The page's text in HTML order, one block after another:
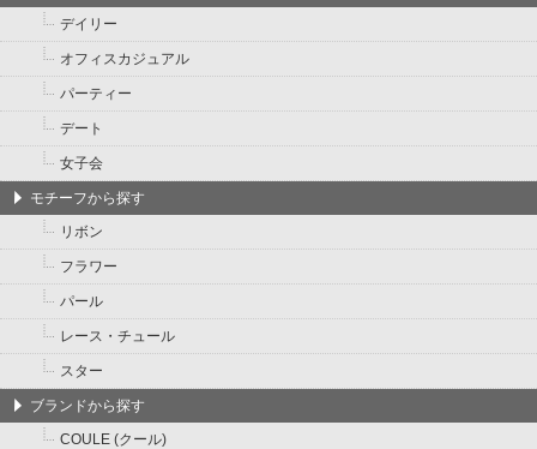
デイリー
オフィスカジュアル
パーティー
デート
女子会
モチーフから探す
リボン
フラワー
パール
レース・チュール
スター
ブランドから探す
COULE (クール)